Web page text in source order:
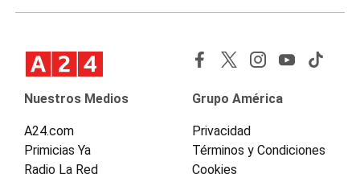
Nuestros Medios
A24.com
Primicias Ya
Radio La Red
Grupo América
Privacidad
Términos y Condiciones
Cookies